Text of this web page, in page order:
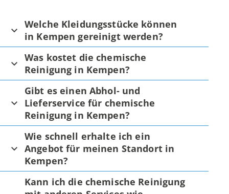
Welche Kleidungsstücke können
in Kempen gereinigt werden?
Was kostet die chemische
Reinigung in Kempen?
Gibt es einen Abhol- und
Lieferservice für chemische
Reinigung in Kempen?
Wie schnell erhalte ich ein
Angebot für meinen Standort in
Kempen?
Kann ich die chemische Reinigung